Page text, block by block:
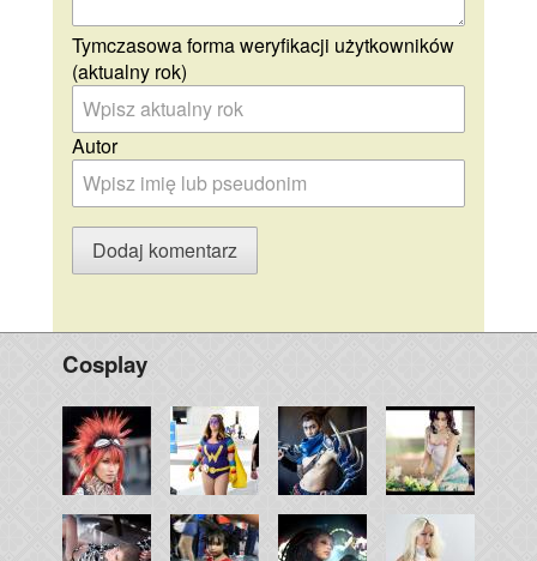
Tymczasowa forma weryfikacji użytkowników
(aktualny rok)
Autor
Cosplay